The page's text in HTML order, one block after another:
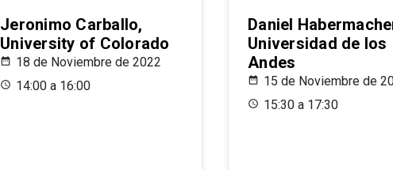
Jeronimo Carballo,
University of Colorado
18 de Noviembre de 2022
14:00 a 16:00
Daniel
Universidad de los
Andes
15 de Noviembre de
15:30 a 17:30